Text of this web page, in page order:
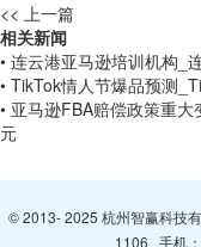
<< 上一篇
相关新闻
• 连云港亚马逊培训机构_
• TikTok情人节爆品预测
• 亚马逊FBA赔偿政策重
元
© 2013- 2025 杭州智赢科技
1106 手机：